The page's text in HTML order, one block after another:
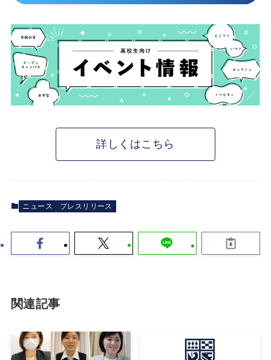
詳しくはこちら
ニュース プレスリリース
関連記事